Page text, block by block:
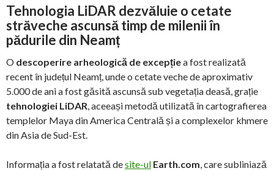
Tehnologia LiDAR dezvăluie o cetate
străveche ascunsă timp de milenii în
pădurile din Neamț
O descoperire arheologică de excepțiea fost realizată
recent în județul Neamț, unde o cetate veche de aproximativ
5.000 de ani a fost găsită ascunsă sub vegetația deasă, grație
tehnologiei LiDAR, aceeași metodă utilizată în cartografierea
templelor Maya din America Centrală și a complexelor khmere
din Asia de Sud-Est.
Informația a fost relatată desite-ul Earth.com, care subliniază